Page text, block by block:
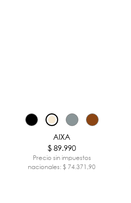
AIXA
$ 89.990
Precio sin impuestos
nacionales: $ 74.371,90